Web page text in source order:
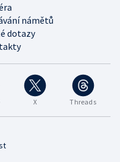
X Threads
námětů
dotazy